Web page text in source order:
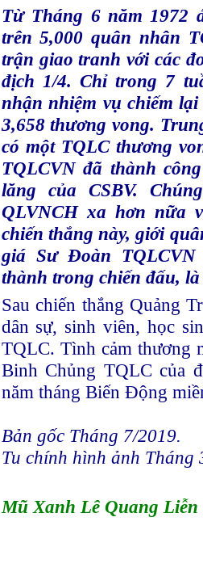
Từ Tháng 6 năm 1972
trên 5,000 quân nhân
trận giao tranh với các
địch 1/4. Chỉ trong 7
nhận nhiệm vụ chiếm
3,658 thương vong.
có một TQLC thương
TQLCVN đã thành
lăng của CSBV.
QLVNCH xa hơn nữa
chiến thắng này, giới
giá Sư Đoàn
thành trong chiến đấu,
Sau chiến thắng Quảng
dân sự, sinh viên, học
TQLC. Tình cảm thương
Binh Chủng TQLC của
năm tháng Biến Động
Bản gốc Tháng 7/2019.
Tu chính hình ảnh Tháng
Mũ Xanh Lê Quang Liễn